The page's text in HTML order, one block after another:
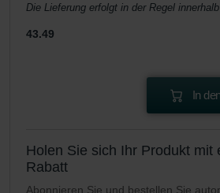
Die Lieferung erfolgt in der Regel
43.49
In
Holen Sie sich Ihr Produkt mit
Rabatt
Abonnieren Sie und bestellen Sie